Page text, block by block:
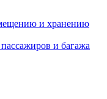
и хранению
и багажа